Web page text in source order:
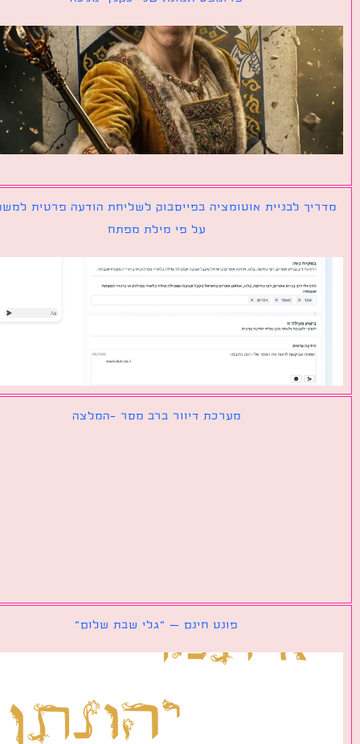
לבניית אוטומציה בפייסבוק לשליחת הודעה פרטית למשתמש
על פי מילת מפתח
מערכת דיוור ברב מסר -המלצה
פונט חינם – ״גלי שבת שלום״